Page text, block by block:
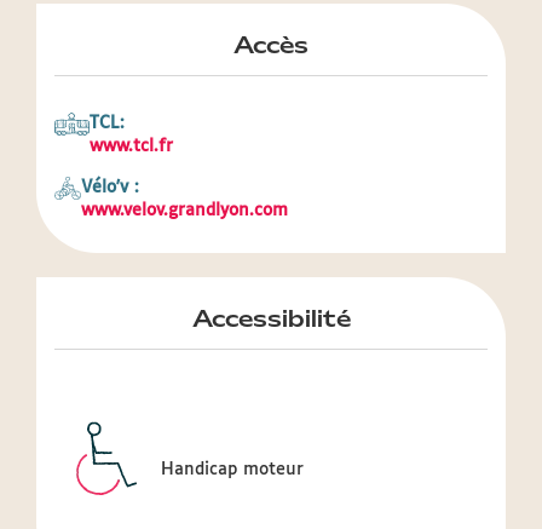
Accès
TCL:
www.tcl.fr
Vélo'v :
www.velov.grandlyon.com
Accessibilité
Handicap moteur